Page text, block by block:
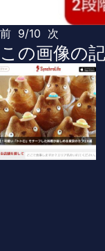
前 9/10 次
この画像の